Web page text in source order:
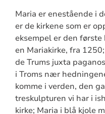
Maria er enestående i
er de kirkene som er
eksempel er den første
en Mariakirke, fra
de Trums juxta
i Troms nær
komme i verden, den
treskulpturen vi har i
kirke; Maria i blå kjole